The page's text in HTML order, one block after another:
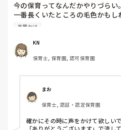
今の保育ってなんだかやりづらい。
一番長くいたところの毛色かもし
声かけひとつで指摘言われるくら
いけないこともいけないって言え
しかも退勤して着替えてる時に。
その時に言えよ。
そのモヤモヤのまま帰るこっち
途中から早く帰りたいとしか思わ
私だってそれなりの経験の中で言
あーイライラする。
言葉かけ
KN
保育士, 保育園, 認可保育園
まお
保育士, 認証・認定保育園
確かにその時に声をかけて欲しい